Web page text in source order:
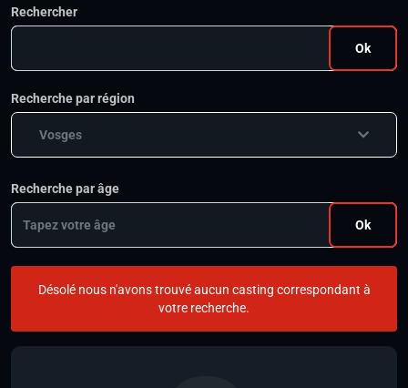
Rechercher
Ok
Recherche par région
Vosges
Recherche par âge
Ok
Désolé nous n'avons trouvé aucun casting correspondant à
votre recherche.